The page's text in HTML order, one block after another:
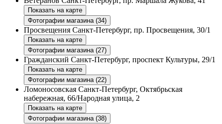
Показать на карте
Фотографии магазина (34)
Просвещения Санкт-Петербург, пр. Просвещения, 30/1
Показать на карте
Фотографии магазина (27)
Гражданский Санкт-Петербург, проспект Культуры, 29/1
Показать на карте
Фотографии магазина (22)
Ломоносовская Санкт-Петербург, Октябрьская
набережная, 66/Народная улица, 2
Показать на карте
Фотографии магазина (38)